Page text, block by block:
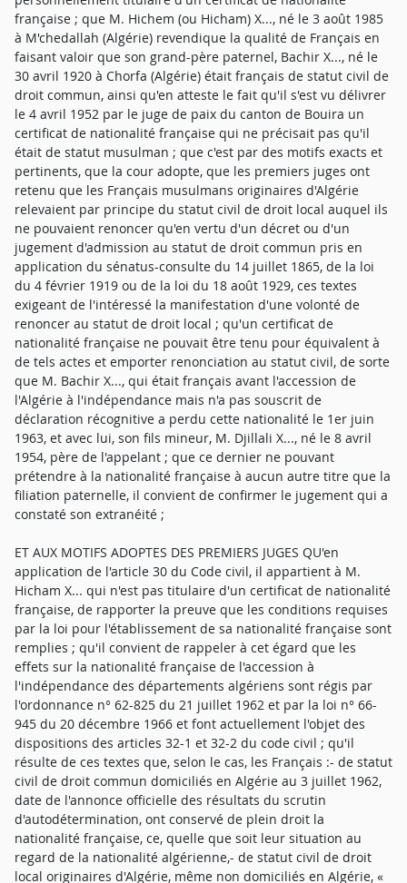
française ; que M. Hichem (ou Hicham) X..., né le 3 août 1985
à M'chedallah (Algérie) revendique la qualité de Français en
faisant valoir que son grand-père paternel, Bachir X..., né le
30 avril 1920 à Chorfa (Algérie) était français de statut civil de
droit commun, ainsi qu'en atteste le fait qu'il s'est vu délivrer
le 4 avril 1952 par le juge de paix du canton de Bouira un
certificat de nationalité française qui ne précisait pas qu'il
était de statut musulman ; que c'est par des motifs exacts et
pertinents, que la cour adopte, que les premiers juges ont
retenu que les Français musulmans originaires d'Algérie
relevaient par principe du statut civil de droit local auquel ils
ne pouvaient renoncer qu'en vertu d'un décret ou d'un
jugement d'admission au statut de droit commun pris en
application du sénatus-consulte du 14 juillet 1865, de la loi
du 4 février 1919 ou de la loi du 18 août 1929, ces textes
exigeant de l'intéressé la manifestation d'une volonté de
renoncer au statut de droit local ; qu'un certificat de
nationalité française ne pouvait être tenu pour équivalent à
de tels actes et emporter renonciation au statut civil, de sorte
que M. Bachir X..., qui était français avant l'accession de
l'Algérie à l'indépendance mais n'a pas souscrit de
déclaration récognitive a perdu cette nationalité le 1er juin
1963, et avec lui, son fils mineur, M. Djillali X..., né le 8 avril
1954, père de l'appelant ; que ce dernier ne pouvant
prétendre à la nationalité française à aucun autre titre que la
filiation paternelle, il convient de confirmer le jugement qui a
constaté son extranéité ;
ET AUX MOTIFS ADOPTES DES PREMIERS JUGES QU'en
application de l'article 30 du Code civil, il appartient à M.
Hicham X... qui n'est pas titulaire d'un certificat de nationalité
française, de rapporter la preuve que les conditions requises
par la loi pour l'établissement de sa nationalité française sont
remplies ; qu'il convient de rappeler à cet égard que les
effets sur la nationalité française de l'accession à
l'indépendance des départements algériens sont régis par
l'ordonnance n° 62-825 du 21 juillet 1962 et par la loi n° 66-
945 du 20 décembre 1966 et font actuellement l'objet des
dispositions des articles 32-1 et 32-2 du code civil ; qu'il
résulte de ces textes que, selon le cas, les Français :- de statut
civil de droit commun domiciliés en Algérie au 3 juillet 1962,
date de l'annonce officielle des résultats du scrutin
d'autodétermination, ont conservé de plein droit la
nationalité française, ce, quelle que soit leur situation au
regard de la nationalité algérienne,- de statut civil de droit
local originaires d'Algérie, même non domiciliés en Algérie, «